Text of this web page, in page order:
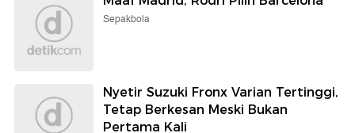
Sepakbola
Nyetir Suzuki Fronx Varian Tertinggi,
Tetap Berkesan Meski Bukan
Pertama Kali